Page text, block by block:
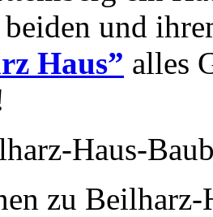
und
Haus” alles
Haus-
zu